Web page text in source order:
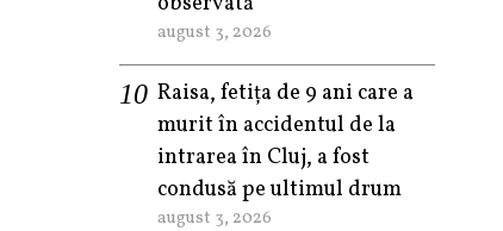
august 3, 2026
Raisa, fetița de 9 ani care a
murit în accidentul de la
intrarea în Cluj, a fost
condusă pe ultimul drum
august 3, 2026